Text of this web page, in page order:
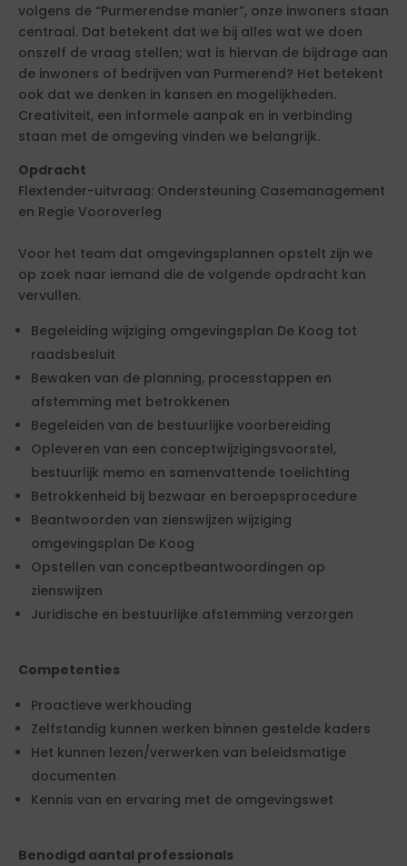
volgens de “Purmerendse manier”, onze inwoners staan
centraal. Dat betekent dat we bij alles wat we doen
onszelf de vraag stellen; wat is hiervan de bijdrage aan
de inwoners of bedrijven van Purmerend? Het betekent
ook dat we denken in kansen en mogelijkheden.
Creativiteit, een informele aanpak en in verbinding
staan met de omgeving vinden we belangrijk.
Opdracht
Flextender-uitvraag: Ondersteuning Casemanagement
en Regie Vooroverleg
Voor het team dat omgevingsplannen opstelt zijn we
op zoek naar iemand die de volgende opdracht kan
vervullen.
Begeleiding wijziging omgevingsplan De Koog tot
raadsbesluit
Bewaken van de planning, processtappen en
afstemming met betrokkenen
Begeleiden van de bestuurlijke voorbereiding
Opleveren van een conceptwijzigingsvoorstel,
bestuurlijk memo en samenvattende toelichting
Betrokkenheid bij bezwaar en beroepsprocedure
Beantwoorden van zienswijzen wijziging
omgevingsplan De Koog
Opstellen van conceptbeantwoordingen op
zienswijzen
Juridische en bestuurlijke afstemming verzorgen
Competenties
Proactieve werkhouding
Zelfstandig kunnen werken binnen gestelde kaders
Het kunnen lezen/verwerken van beleidsmatige
documenten
Kennis van en ervaring met de omgevingswet
Benodigd aantal professionals